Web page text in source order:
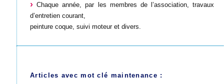
Chaque année, par les membres de l’association, travaux
d’entretien courant,
peinture coque, suivi moteur et divers.
Articles avec mot clé maintenance :